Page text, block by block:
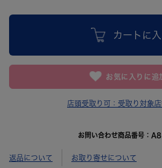
カートに
お気に入りに追
店頭受取り可： 受取り対象
お問い合わせ商品番号：
返品について お取り寄せについて